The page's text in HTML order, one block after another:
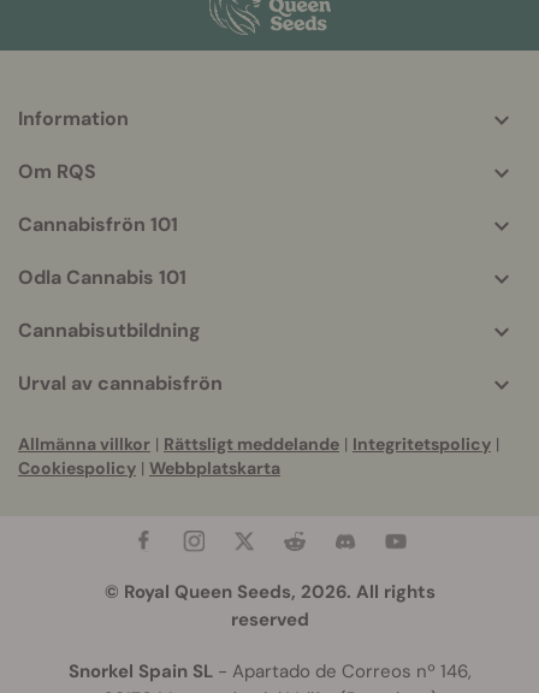
info
Information
Om RQS
Cannabisfrön 101
Odla Cannabis 101
Cannabisutbildning
Urval av cannabisfrön
Allmänna villkor | Rättsligt meddelande | Integritetspolicy |
Cookiespolicy | Webbplatskarta
© Royal Queen Seeds, 2026. All rights
reserved
Snorkel Spain SL- Apartado de Correos nº 146,